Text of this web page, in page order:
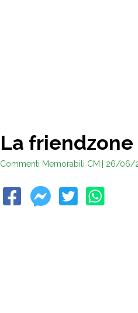
La
Commenti Memorabili CM | 26/06/